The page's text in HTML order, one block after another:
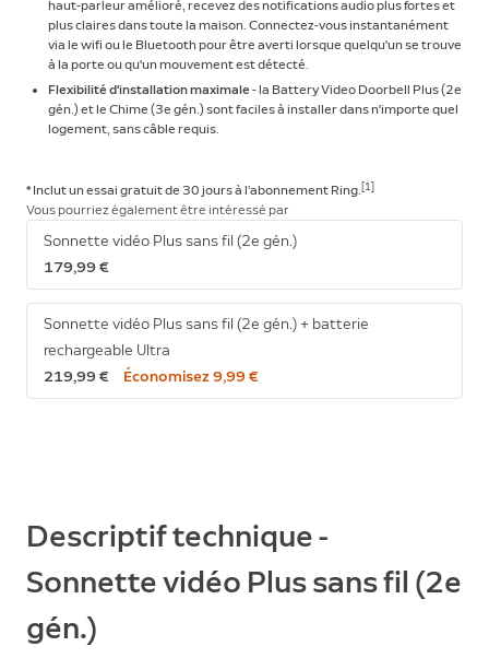
haut-parleur amélioré, recevez des notifications audio plus fortes et
plus claires dans toute la maison. Connectez-vous instantanément
via le wifi ou le Bluetooth pour être averti lorsque quelqu'un se trouve
à la porte ou qu'un mouvement est détecté.
Flexibilité d'installation maximale - la Battery Video Doorbell Plus (2e
gén.) et le Chime (3e gén.) sont faciles à installer dans n'importe quel
logement, sans câble requis.
* Inclut un essai gratuit de 30 jours à l’abonnement Ring.[1]
Vous pourriez également être intéressé par
Sonnette vidéo Plus sans fil (2e gén.)
179,99 €
Sonnette vidéo Plus sans fil (2e gén.) + batterie
rechargeable Ultra
219,99 €
Économisez 9,99 €
Descriptif technique -
Sonnette vidéo Plus sans fil (2e
gén.)